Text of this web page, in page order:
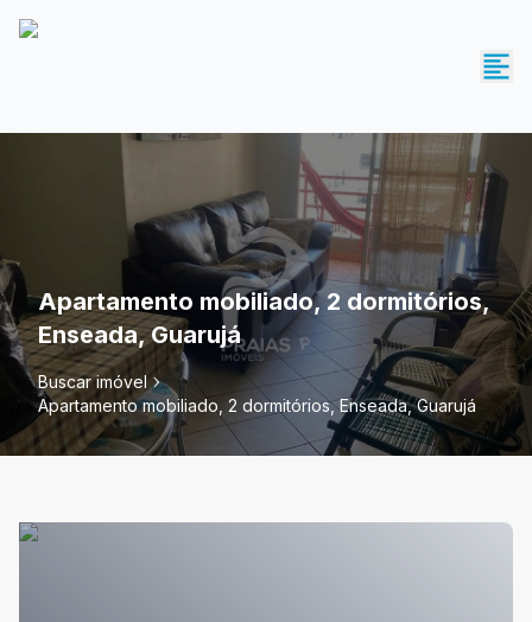
Apartamento mobiliado, 2 dormitórios,
Enseada, Guarujá
Buscar imóvel
Apartamento mobiliado, 2 dormitórios, Enseada, Guarujá